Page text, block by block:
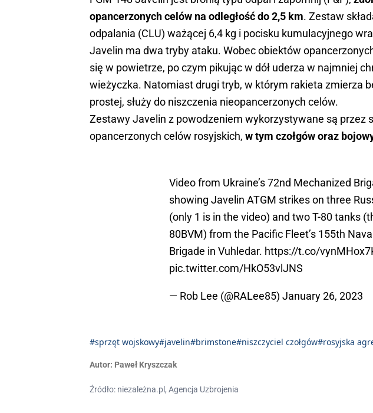
opancerzonych celów na odległość do 2,5 km. Zestaw
odpalania (CLU) ważącej 6,4 kg i pocisku kumulacyjnego
Javelin ma dwa tryby ataku. Wobec obiektów
się w powietrze, po czym pikując w dół uderza w najmniej
wieżyczka. Natomiast drugi tryb, w którym rakieta zmierza
prostej, służy do niszczenia nieopancerzonych celów.
Zestawy Javelin z powodzeniem wykorzystywane są przez
opancerzonych celów rosyjskich, w tym czołgów oraz
Video from Ukraine’s 72nd Mechanized
showing Javelin ATGM strikes on three
(only 1 is in the video) and two T-80 tanks
80BVM) from the Pacific Fleet’s 155th
Brigade in Vuhledar. https://t.co/
pic.twitter.com/HkO53vlJNS
— Rob Lee (@RALee85) January 26, 2023
#sprzęt wojskowy#javelin#brimstone#niszczyciel czołgów#rosyjska
Autor: Paweł Kryszczak
Źródło: niezależna.pl, Agencja Uzbrojenia